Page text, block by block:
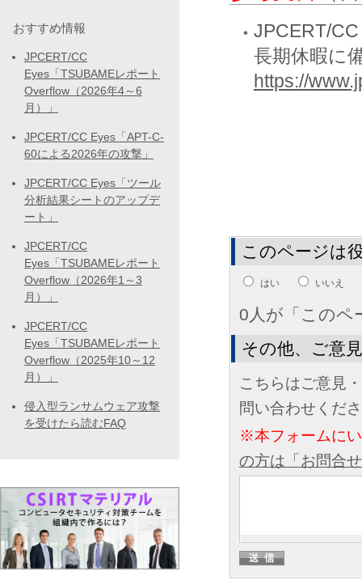
JPCERT/CC
長期休暇に
https://
このページは
はい いいえ
0人が「このペ
その他、ご意
こちらはご意見
問い合わせくだ
※本フォームに
の方は「お問合
おすすめ情報
JPCERT/CC
Eyes「TSUBAMEレポート
Overflow（2026年4～6
月）」
JPCERT/CC Eyes「APT-C-
60による2026年の攻撃」
JPCERT/CC Eyes「ツール
分析結果シートのアップデ
ート」
JPCERT/CC
Eyes「TSUBAMEレポート
Overflow（2026年1～3
月）」
JPCERT/CC
Eyes「TSUBAMEレポート
Overflow（2025年10～12
月）」
侵入型ランサムウェア攻撃
を受けたら読むFAQ